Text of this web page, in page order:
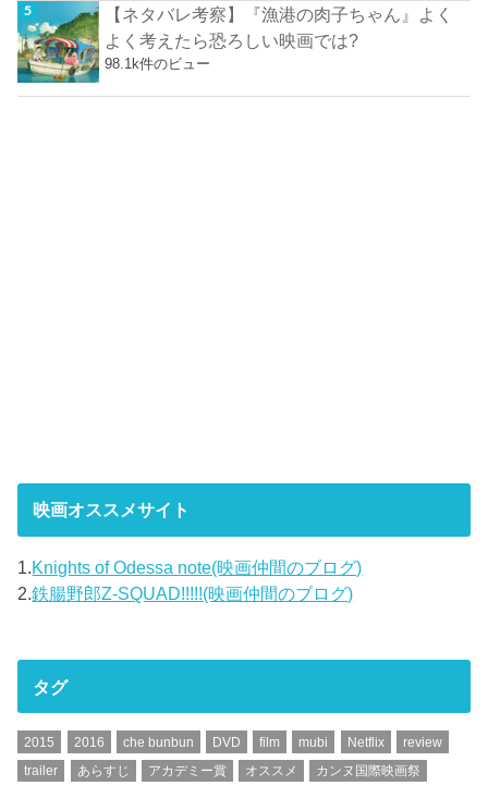
【ネタバレ考察】『漁港の肉子ちゃん』よく
よく考えたら恐ろしい映画では?
98.1k件のビュー
映画オススメサイト
1.Knights of Odessa note(映画仲間のブログ)
2.鉄腸野郎Z-SQUAD!!!!!(映画仲間のブログ)
タグ
2015 2016 che bunbun DVD film mubi Netflix
review
trailer
あらすじ アカデミー賞 オススメ
カンヌ国際映画祭